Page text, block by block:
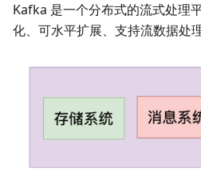
Kafka 是一个分布式的流式处理
化、可水平扩展、支持流数据处